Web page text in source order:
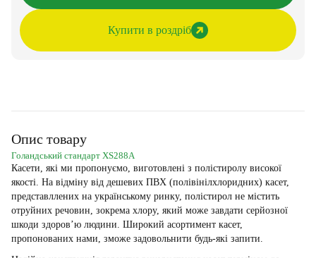
Купити в роздріб
Опис товару
Голандський стандарт XS288A
Касети, які ми пропонуємо, виготовлені з полістиролу високої
якості. На відміну від дешевих ПВХ (полівінілхлоридних) касет,
представллених на українському ринку, полістирол не містить
отруйних речовин, зокрема хлору, який може завдати серйозної
шкоди здоров’ю людини. Широкий асортимент касет,
пропонованих нами, зможе задовольнити будь-які запити.